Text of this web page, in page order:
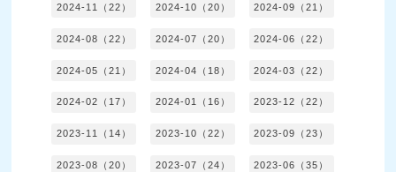
2024-11（22） 2024-10（20） 2024-09（21）
2024-08（22） 2024-07（20） 2024-06（22）
2024-05（21） 2024-04（18） 2024-03（22）
2024-02（17） 2024-01（16） 2023-12（22）
2023-11（14） 2023-10（22） 2023-09（23）
2023-08（20） 2023-07（24） 2023-06（35）